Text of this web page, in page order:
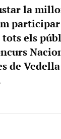
la
participar
els
de